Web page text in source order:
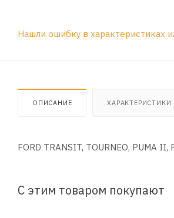
Нашли ошибку в характеристиках
ОПИСАНИЕ ХАРАКТЕРИСТИКИ
FORD TRANSIT, TOURNEO, PUMA
С этим товаром покупают